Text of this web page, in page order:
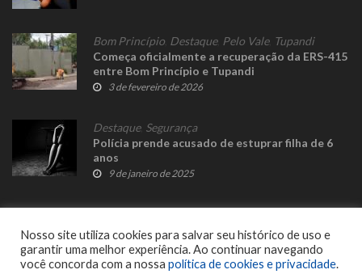
Bom Princípio Destaque, Pelo Vale, Tupandi
Começa oficialmente a recuperação da ERS-415
entre Bom Princípio e Tupandi
3 de fevereiro de 2026
Destaque, Segurança
Polícia prende acusado de estuprar filha de 6
anos
9 de janeiro de 2025
Nosso site utiliza cookies para salvar seu histórico de uso e
garantir uma melhor experiência. Ao continuar navegando
você concorda com a nossa política de cookies e privacidade.